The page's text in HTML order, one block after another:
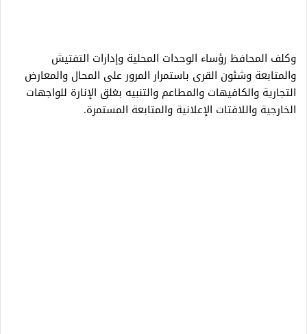
وكلف المحافظ رؤساء الوحدات المحلية وإدارات التفتيش
والمتابعة وشئون القرى باستمرار المرور على المحال والمعارض
التجارية والكافيهات والمطاعم والتنبيه بغلق الإنارة للواجهات
الخارجية واللافتات الإعلانية والمتابعة المستمرة.